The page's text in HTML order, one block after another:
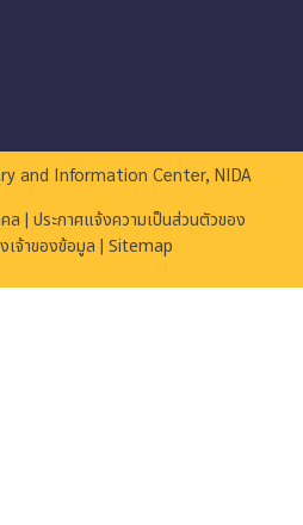
and Information Center, NIDA
ล | ประกาศแจ้งความเป็นส่วนตัวของ
เจ้าของข้อมูล | Sitemap